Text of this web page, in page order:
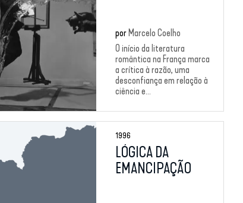
por Marcelo Coelho
O início da literatura
romântica na França marca
a crítica à razão, uma
desconfiança em relação à
ciência e...
1996
LÓGICA DA
EMANCIPAÇÃO